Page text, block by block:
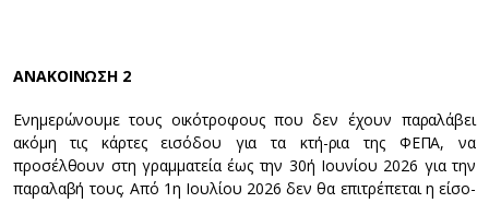
ΑΝΑΚΟΙΝΩΣΗ 2
Ενημερώνουμε τους οικότροφους που δεν έχουν παραλάβει
ακόμη τις κάρτες εισόδου για τα κτή-ρια της ΦΕΠΑ, να
προσέλθουν στη γραμματεία έως την 30ή Ιουνίου 2026 για την
παραλαβή τους. Από 1η Ιουλίου 2026 δεν θα επιτρέπεται η είσο-